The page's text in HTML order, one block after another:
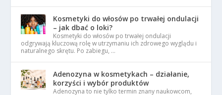
Kosmetyki do włosów po trwałej ondulacji
– jak dbać o loki?
Kosmetyki do włosów po trwałej ondulacji
odgrywają kluczową rolę w utrzymaniu ich zdrowego wyglądu i
naturalnego skrętu. Po zabiegu, …
Adenozyna w kosmetykach – działanie,
korzyści i wybór produktów
Adenozyna to nie tylko termin znany naukowcom,